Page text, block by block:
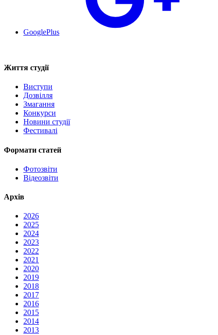
GooglePlus
Життя студії
Виступи
Дозвілля
Змагання
Конкурси
Новини студії
Фестивалі
Формати статей
Фотозвіти
Відеозвіти
Архів
2026
2025
2024
2023
2022
2021
2020
2019
2018
2017
2016
2015
2014
2013